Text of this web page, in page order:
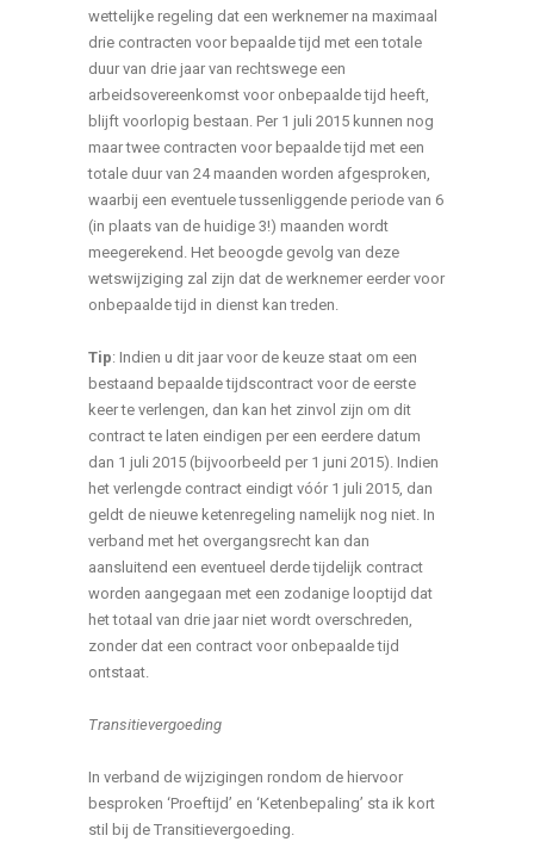
wettelijke regeling dat een werknemer na maximaal
drie contracten voor bepaalde tijd met een totale
duur van drie jaar van rechtswege een
arbeidsovereenkomst voor onbepaalde tijd heeft,
blijft voorlopig bestaan. Per 1 juli 2015 kunnen nog
maar twee contracten voor bepaalde tijd met een
totale duur van 24 maanden worden afgesproken,
waarbij een eventuele tussenliggende periode van 6
(in plaats van de huidige 3!) maanden wordt
meegerekend. Het beoogde gevolg van deze
wetswijziging zal zijn dat de werknemer eerder voor
onbepaalde tijd in dienst kan treden.
Tip: Indien u dit jaar voor de keuze staat om een
bestaand bepaalde tijdscontract voor de eerste
keer te verlengen, dan kan het zinvol zijn om dit
contract te laten eindigen per een eerdere datum
dan 1 juli 2015 (bijvoorbeeld per 1 juni 2015). Indien
het verlengde contract eindigt vóór 1 juli 2015, dan
geldt de nieuwe ketenregeling namelijk nog niet. In
verband met het overgangsrecht kan dan
aansluitend een eventueel derde tijdelijk contract
worden aangegaan met een zodanige looptijd dat
het totaal van drie jaar niet wordt overschreden,
zonder dat een contract voor onbepaalde tijd
ontstaat.
Transitievergoeding
In verband de wijzigingen rondom de hiervoor
besproken ‘Proeftijd’ en ‘Ketenbepaling’ sta ik kort
stil bij de Transitievergoeding.